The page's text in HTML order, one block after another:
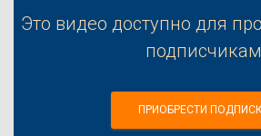
Это видео доступно для
подписчикам
ПРИОБРЕСТИ